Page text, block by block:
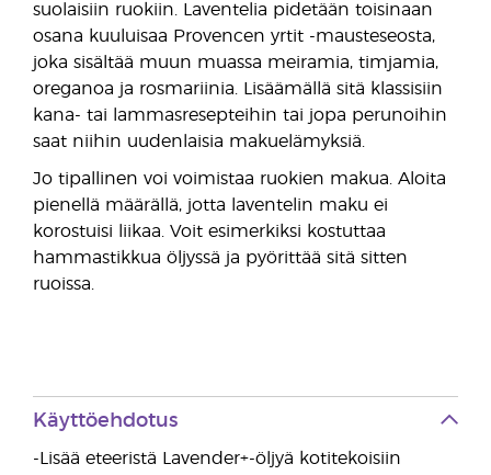
suolaisiin ruokiin. Laventelia pidetään toisinaan
osana kuuluisaa Provencen yrtit -mausteseosta,
joka sisältää muun muassa meiramia, timjamia,
oreganoa ja rosmariinia. Lisäämällä sitä klassisiin
kana- tai lammasresepteihin tai jopa perunoihin
saat niihin uudenlaisia makuelämyksiä.
Jo tipallinen voi voimistaa ruokien makua. Aloita
pienellä määrällä, jotta laventelin maku ei
korostuisi liikaa. Voit esimerkiksi kostuttaa
hammastikkua öljyssä ja pyörittää sitä sitten
ruoissa.
Käyttöehdotus
-Lisää eteeristä Lavender+-öljyä kotitekoisiin